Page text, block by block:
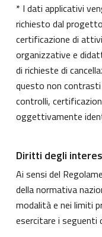
* I dati applicativi
richiesto dal
certificazione di
organizzative e
di richieste di
questo non
controlli,
oggettivamente
Diritti degli
Ai sensi del
della normativa
modalità e nei limiti
esercitare i seguenti